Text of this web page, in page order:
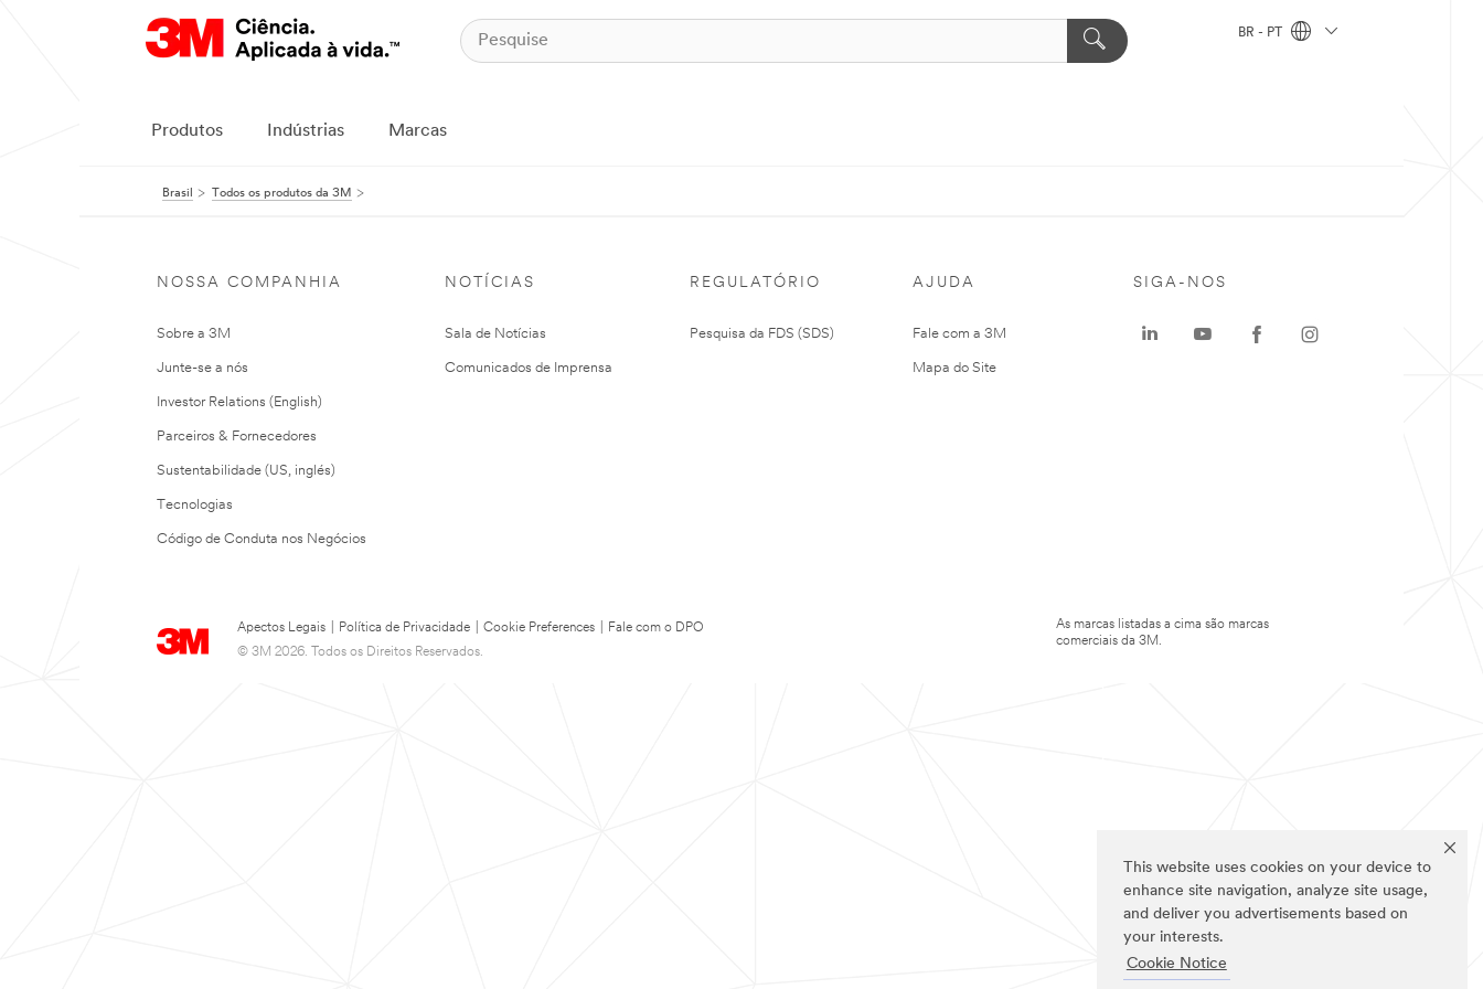
This website uses cookies on your device to
enhance site navigation, analyze site usage,
and deliver you advertisements based on
your interests.
Cookie Notice
BR - PT
Produtos Indústrias Marcas
Brasil Todos os produtos da 3M
NOSSA COMPANHIA
Sobre a 3M
Junte-se a nós
Investor Relations (English)
Parceiros & Fornecedores
Sustentabilidade (US, inglés)
Tecnologias
Código de Conduta nos Negócios
NOTÍCIAS
Sala de Notícias
Comunicados de Imprensa
REGULATÓRIO
Pesquisa da FDS (SDS)
AJUDA
Fale com a 3M
Mapa do Site
Apectos Legais Política de Privacidade Cookie Preferences
Fale com o DPO
© 3M 2026. Todos os Direitos Reservados.
SIGA-NOS
As marcas listadas a cima são marcas
comerciais da 3M.